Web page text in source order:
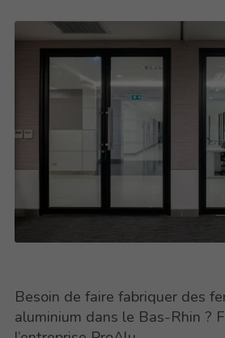
Besoin de faire fabriquer des
aluminium dans le Bas-Rhin ?